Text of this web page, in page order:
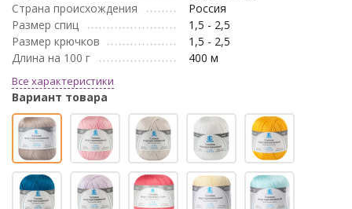
Страна происхождения
Россия
Размер спиц
1,5 - 2,5
Размер крючков
1,5 - 2,5
Длина на 100 г
400 м
Все характеристики
Вариант товара